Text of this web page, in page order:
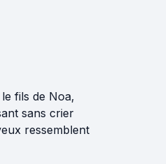
fils de Noa,
sans crier
ressemblent